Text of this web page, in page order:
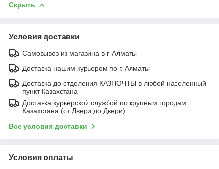
Скрыть
Условия доставки
Самовывоз из магазина в г. Алматы
Доставка нашим курьером по г. Алматы
Доставка до отделения КАЗПОЧТЫ в любой населенный
пункт Казахстана
Доставка курьерской службой по крупным городам
Казахстана (от Двери до Двери)
Все условия доставки
Условия оплаты